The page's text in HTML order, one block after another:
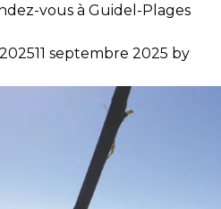
vous à Guidel-Plages
11 septembre 2025 by